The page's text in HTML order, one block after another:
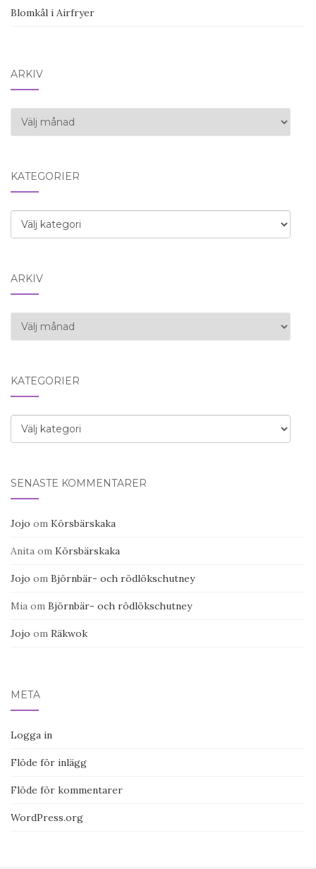
Blomkål i Airfryer
ARKIV
Arkiv
KATEGORIER
Kategorier
ARKIV
Arkiv
KATEGORIER
Kategorier
SENASTE KOMMENTARER
Jojo om Körsbärskaka
Anita om Körsbärskaka
Jojo om Björnbär- och rödlökschutney
Mia om Björnbär- och rödlökschutney
Jojo om Räkwok
META
Logga in
Flöde för inlägg
Flöde för kommentarer
WordPress.org